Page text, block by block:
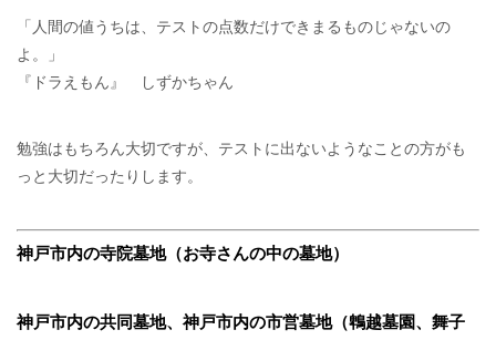
「人間の値うちは、テストの点数だけできまるものじゃないの
よ。」
『ドラえもん』 しずかちゃん
勉強はもちろん大切ですが、テストに出ないようなことの方がも
っと大切だったりします。
神戸市内の寺院墓地（お寺さんの中の墓地）
神戸市内の共同墓地、神戸市内の市営墓地（鵯越墓園、舞子